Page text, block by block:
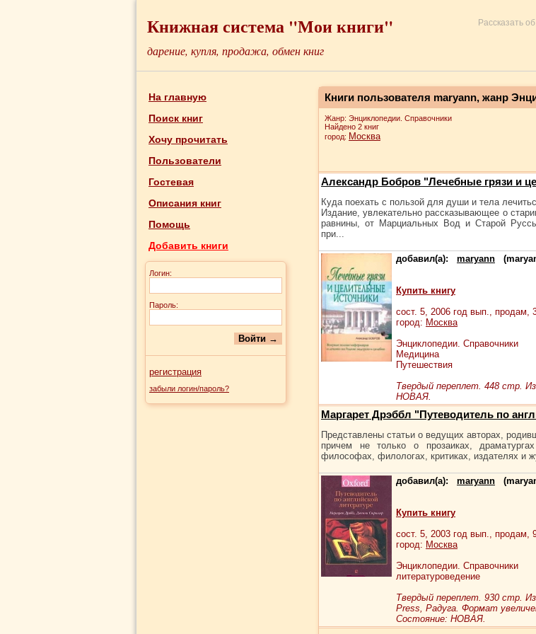
Книжная система "Мои книги" Рассказать
дарение, купля, продажа, обмен книг
На главную
Поиск книг
Хочу прочитать
Пользователи
Гостевая
Описания книг
Помощь
Добавить книги
Логин:
Пароль:
регистрация
забыли логин/пароль?
Книги пользователя maryann, жанр
Жанр: Энциклопедии. Справочники
Найдено 2 книг
город: Москва
Александр Бобров "Лечебные грязи и
Куда поехать с пользой для души и тела
Издание, увлекательно рассказывающее о
равнины, от Марциальных Вод и Старой
при...
добавил(а): maryann
Купить книгу
сост. 5, 2006 год вып., продам,
город: Москва
Энциклопедии. Справочники
Медицина
Путешествия
Твердый переплет. 448 стр.
НОВАЯ.
Маргарет Дрэббл "Путеводитель по
Представлены статьи о ведущих авторах,
причем не только о прозаиках,
философах, филологах, критиках, издателях и
добавил(а): maryann
Купить книгу
сост. 5, 2003 год вып., продам,
город: Москва
Энциклопедии. Справочники
литературоведение
Твердый переплет. 930 стр.
Press, Радуга. Формат
Состояние: НОВАЯ.